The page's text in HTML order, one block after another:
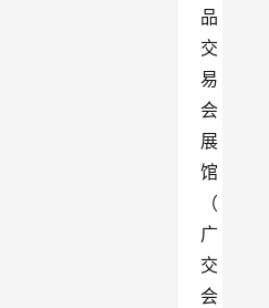
品
交
易
会
展
馆
（
广
交
会